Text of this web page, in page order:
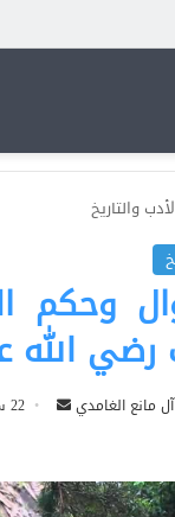
والتاريخ
وحكم
رضي الله
مانع الغامدي
أرسل 22 سبتمبر، 2019